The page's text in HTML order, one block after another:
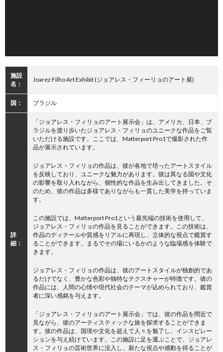
施設
名：
Joarez Filho Art Exhibit (ジョアレス・フィーリョのアート展)
国： ブラジル
詳
細：
「ジョアレス・フィリョのアート展示会」は、アメリカ、日本、ブ
ラジルを渡り歩いたジョアレス・フィリョのユニークな作品をご覧
いただける施設です。ここでは、Matterport Pro1で撮影された作
品が展示されています。
ジョアレス・フィリョの作品は、彼が各地で培ったアートスタイル
を反映しており、ユニークな魅力があります。彼は異なる国や文化
の影響を取り入れながら、個性的な作品を生み出してきました。そ
のため、彼の作品は多様でありながらも一貫した美学を持っていま
す。
この施設では、Matterport Pro1という最先端の技術を使用して、
ジョアレス・フィリョの作品を見ることができます。この技術は、
作品のディテールや質感をリアルに再現し、立体的な視点で鑑賞す
ることができます。まるでその場にいるかのような臨場感を体験で
きます。
ジョアレス・フィリョの作品は、彼のアートスタイルが独創的であ
るだけでなく、豊かな色彩や独特なテクスチャーが特徴です。彼の
作品には、人間の心情や現代社会のテーマが込められており、鑑賞
者に深い感銘を与えます。
「ジョアレス・フィリョのアート展示会」では、彼の作品を間近で
見ながら、彼のアーティスティックな旅を探求することができま
す。彼の作品は、国境や文化を超えて人々を魅了し、インスピレー
ションを与え続けています。この施設に足を運ぶことで、ジョアレ
ス・フィリョの芸術世界に没入し、新たな視点や感動を得ることが